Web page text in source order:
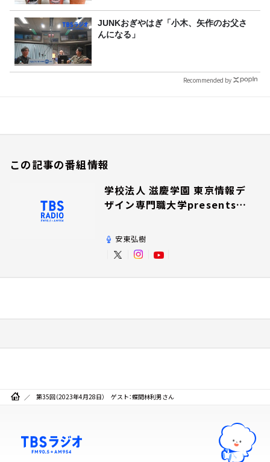
JUNKおぎやはぎ「小木、矢作のお父さ
んになる」
Recommended by
この記事の番組情報
学校法人 滋慶学園 東京情報デ
ザイン専門職大学presents夢
安東弘樹
第35回（2023年4月28日） ゲスト：蝶間林利男さん